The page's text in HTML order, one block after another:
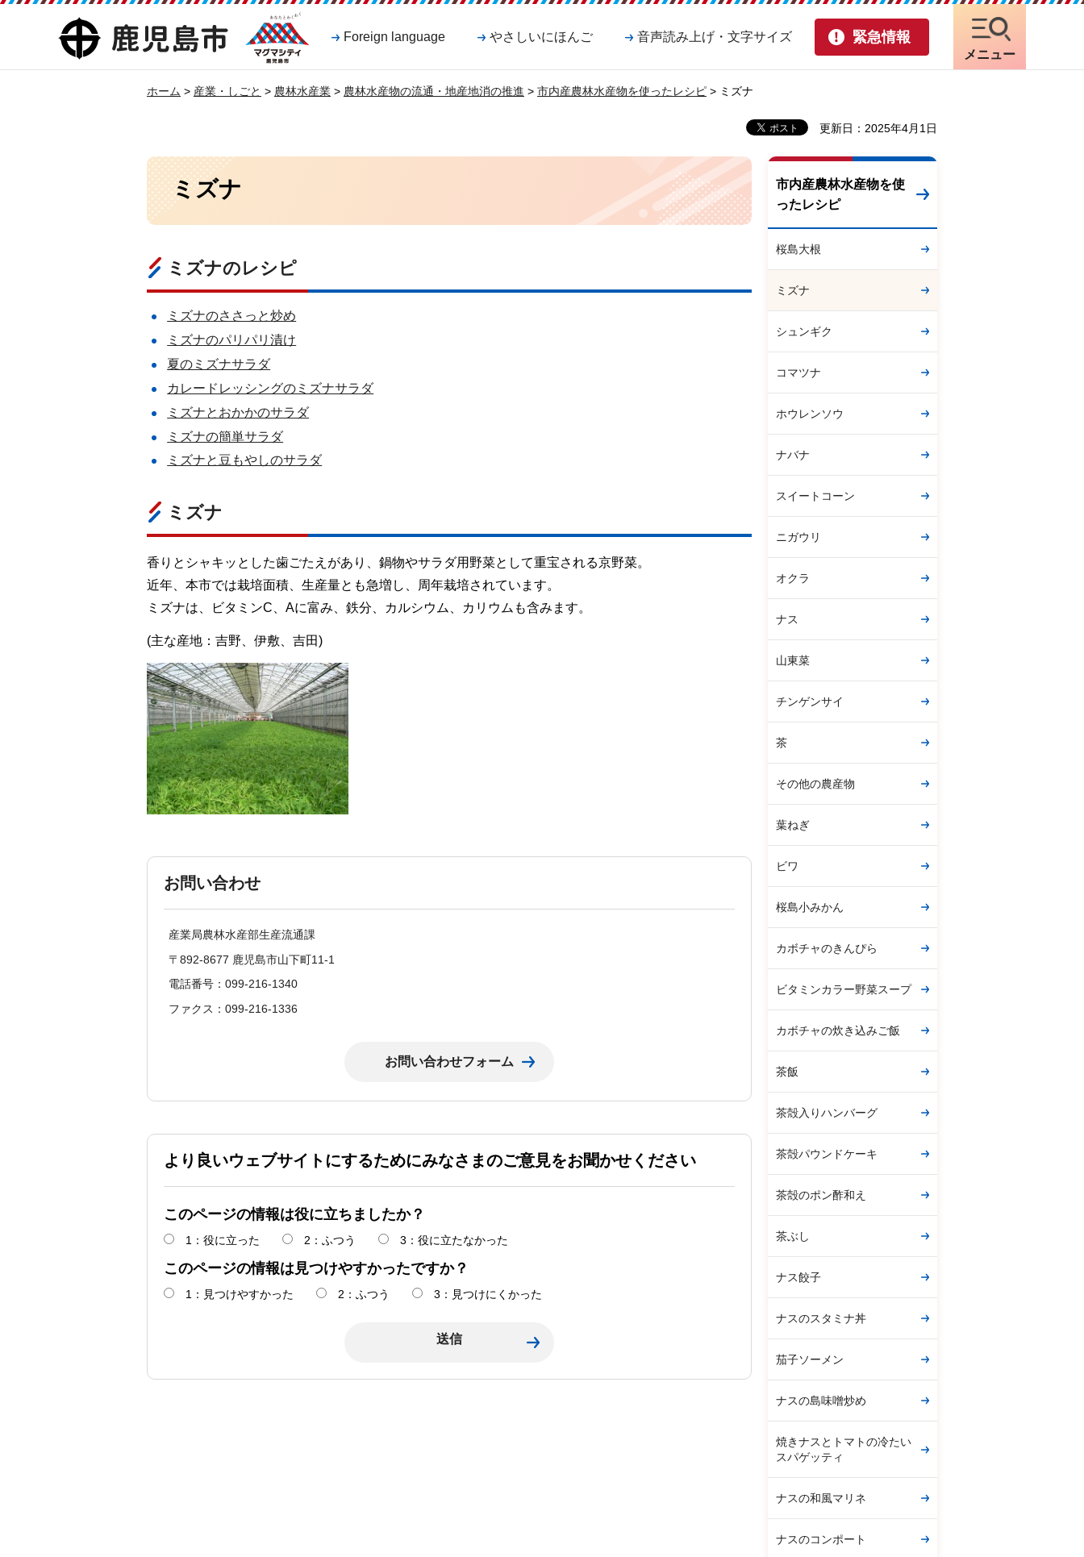
鹿児島市
マグマシティ
鹿児島市
Foreign language やさしいにほんご 音声読み上げ・文字サイズ 緊急情報
メニュー
ホーム > 産業・しごと > 農林水産業 > 農林水産物の流通・地産地消の推進 > 市内産農林水産物を使ったレシピ > ミズナ
更新日：2025年4月1日
ミズナ
ミズナのレシピ
ミズナのささっと炒め
ミズナのパリパリ漬け
夏のミズナサラダ
カレードレッシングのミズナサラダ
ミズナとおかかのサラダ
ミズナの簡単サラダ
ミズナと豆もやしのサラダ
ミズナ
香りとシャキッとした歯ごたえがあり、鍋物やサラダ用野菜として重宝される京野菜。
近年、本市では栽培面積、生産量とも急増し、周年栽培されています。
ミズナは、ビタミンC、Aに富み、鉄分、カルシウム、カリウムも含みます。
(主な産地：吉野、伊敷、吉田)
お問い合わせ
産業局農林水産部生産流通課
〒892-8677 鹿児島市山下町11-1
電話番号：099-216-1340
ファクス：099-216-1336
より良いウェブサイトにするためにみなさまのご意見をお聞かせください
このページの情報は役に立ちましたか？
1：役に立った 2：ふつう 3：役に立たなかった
このページの情報は見つけやすかったですか？
1：見つけやすかった 2：ふつう 3：見つけにくかった
市内産農林水産物を使
ったレシピ
桜島大根
ミズナ
シュンギク
コマツナ
ホウレンソウ
ナバナ
スイートコーン
ニガウリ
オクラ
ナス
山東菜
チンゲンサイ
茶
その他の農産物
葉ねぎ
ビワ
桜島小みかん
カボチャのきんぴら
ビタミンカラー野菜スープ
カボチャの炊き込みご飯
茶飯
茶殻入りハンバーグ
茶殻パウンドケーキ
茶殻のポン酢和え
茶ぶし
ナス餃子
ナスのスタミナ丼
茄子ソーメン
ナスの島味噌炒め
焼きナスとトマトの冷たい
スパゲッティ
ナスの和風マリネ
ナスのコンポート